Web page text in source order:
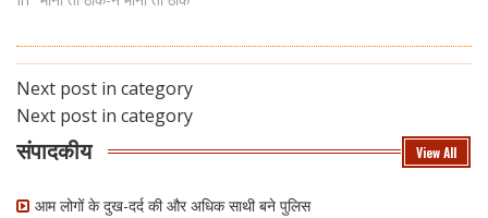
Next post in category
Next post in category
संपादकीय View All
आम लोगों के दुख-दर्द की और अधिक साथी बने पुलिस